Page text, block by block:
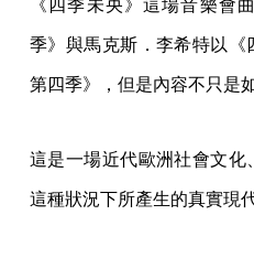
《四季未央》這場音樂會
季》與馬克斯．李希特以
第四季》，但是內容不只是如
這是一場近代歐洲社會文化
這種狀況下所產生的真實現